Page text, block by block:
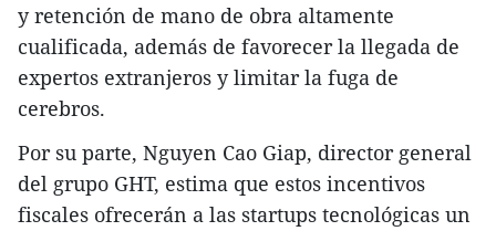
y retención de mano de obra altamente
cualificada, además de favorecer la llegada de
expertos extranjeros y limitar la fuga de
cerebros.
Por su parte, Nguyen Cao Giap, director general
del grupo GHT, estima que estos incentivos
fiscales ofrecerán a las startups tecnológicas un